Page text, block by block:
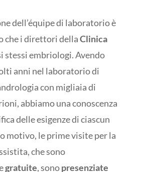
dell’équipe di laboratorio è
che i direttori dellaClinica
stessi embriologi. Avendo
anni nel laboratorio di
con migliaia di
abbiamo una conoscenza
delle esigenze di ciascun
motivo, le prime visite per la
che sono
gratuite, sonopresenziate